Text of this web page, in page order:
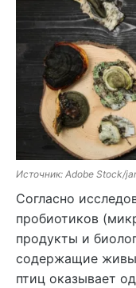
Источник: Adobe Stock/
Согласно
пробиотиков
продукты и
содержащие
птиц оказывает